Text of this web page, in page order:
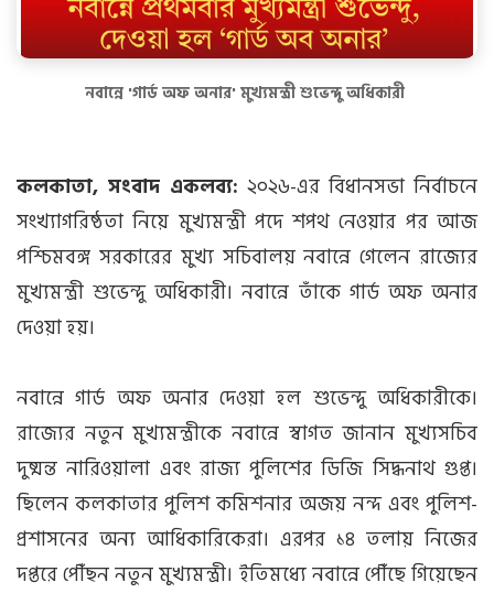
নবান্নে 'গার্ড অফ অনার' মুখ্যমন্ত্রী শুভেন্দু অধিকারী
কলকাতা, সংবাদ একলব্য: ২০২৬-এর বিধানসভা নির্বাচনে
সংখ্যাগরিষ্ঠতা নিয়ে মুখ্যমন্ত্রী পদে শপথ নেওয়ার পর আজ
পশ্চিমবঙ্গ সরকারের মুখ্য সচিবালয় নবান্নে গেলেন রাজ্যের
মুখ্যমন্ত্রী শুভেন্দু অধিকারী। নবান্নে তাঁকে গার্ড অফ অনার
দেওয়া হয়।
নবান্নে গার্ড অফ অনার দেওয়া হল শুভেন্দু অধিকারীকে।
রাজ্যের নতুন মুখ্যমন্ত্রীকে নবান্নে স্বাগত জানান মুখ্যসচিব
দুষ্মন্ত নারিওয়ালা এবং রাজ্য পুলিশের ডিজি সিদ্ধনাথ গুপ্ত।
ছিলেন কলকাতার পুলিশ কমিশনার অজয় নন্দ এবং পুলিশ-
প্রশাসনের অন্য আধিকারিকেরা। এরপর ১৪ তলায় নিজের
দপ্তরে পৌঁছন নতুন মুখ্যমন্ত্রী। ইতিমধ্যে নবান্নে পৌঁছে গিয়েছেন